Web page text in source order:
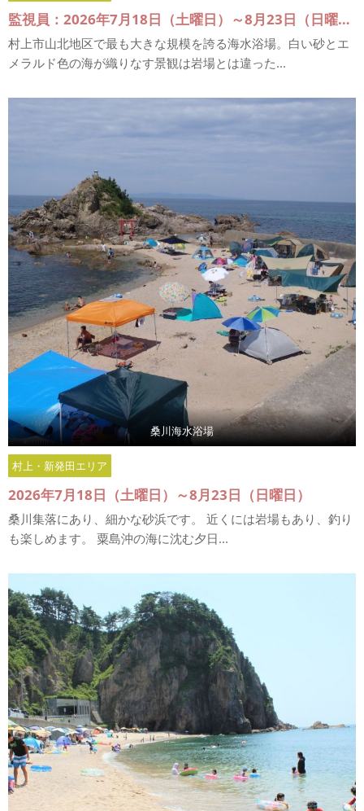
監視員：2026年7月18日（土曜日）～8月23日（日曜日）
村上市山北地区で最も大きな規模を誇る海水浴場。白い砂とエ
メラルド色の海が織りなす景観は岩場とは違った...
桑川海水浴場
村上・新発田エリア
2026年7月18日（土曜日）～8月23日（日曜日）
桑川集落にあり、細かな砂浜です。 近くには岩場もあり、釣り
も楽しめます。 粟島沖の海に沈む夕日...